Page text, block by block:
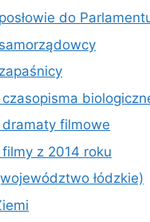
do
filmowe
z 2014 roku
łódzkie)